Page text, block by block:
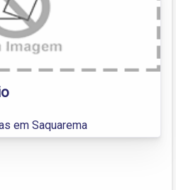
em Saquarema